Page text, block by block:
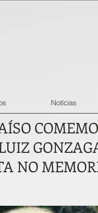
Notícias
NO